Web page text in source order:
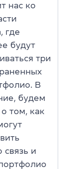
нас ко
где
будут
три
В
будем
том, как
связь и